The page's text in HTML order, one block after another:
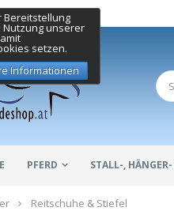
PFERD STALL-,
Reitschuhe & Stiefel
Bereitstellung
Nutzung unserer
setzen.
Informationen